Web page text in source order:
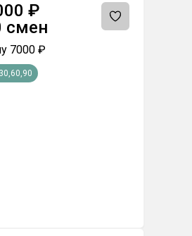
₽
смен
7000 ₽
30,60,90